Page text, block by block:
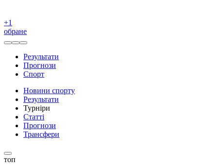
+1
обране
Результати
Прогнози
Спорт
Новини спорту
Результати
Турніри
Статті
Прогнози
Трансфери
топ